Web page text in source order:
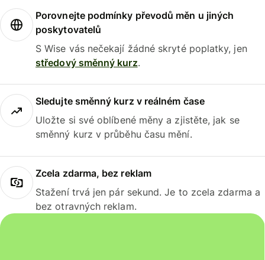
Porovnejte podmínky převodů měn u jiných
poskytovatelů
S Wise vás nečekají žádné skryté poplatky, jen
středový směnný kurz.
Sledujte směnný kurz v reálném čase
Uložte si své oblíbené měny a zjistěte, jak se
směnný kurz v průběhu času mění.
Zcela zdarma, bez reklam
Stažení trvá jen pár sekund. Je to zcela zdarma a
bez otravných reklam.